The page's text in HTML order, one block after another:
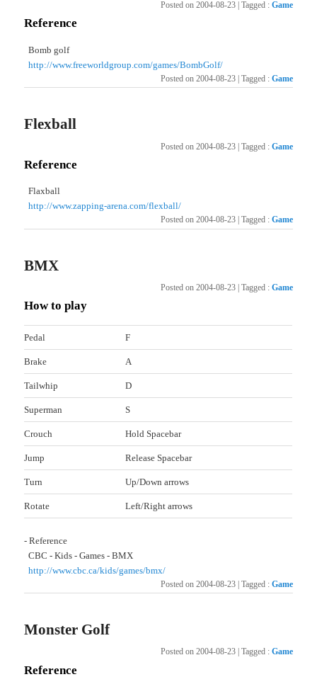
Posted on 2004-08-23 Tagged : Game
Reference
Bomb golf
http://www.freeworldgroup.com/games/BombGolf/
Posted on 2004-08-23 Tagged : Game
Flexball
Posted on 2004-08-23 | Tagged : Game
Reference
Flaxball
http://www.zapping-arena.com/flexball/
Posted on 2004-08-23 Tagged : Game
BMX
Posted on 2004-08-23 Tagged : Game
How to play
Pedal F
Brake A
Tailwhip D
Superman S
Crouch Hold Spacebar
Jump Release Spacebar
Turn Up/Down arrows
Rotate Left/Right arrows
- Reference
CBC - Kids - Games - BMX
http://www.cbc.ca/kids/games/bmx/
Posted on 2004-08-23 Tagged : Game
Monster Golf
Posted on 2004-08-23 Tagged : Game
Reference